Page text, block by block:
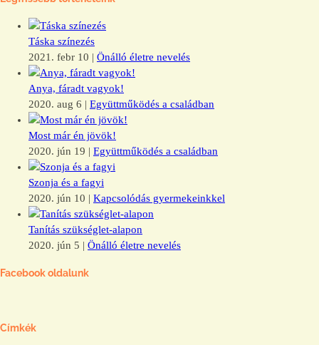
Táska színezés
2021. febr 10 | Önálló életre nevelés
Anya, fáradt vagyok!
2020. aug 6 | Együttműködés a családban
Most már én jövök!
2020. jún 19 | Együttműködés a családban
Szonja és a fagyi
2020. jún 10 | Kapcsolódás gyermekeinkkel
Tanítás szükséglet-alapon
2020. jún 5 | Önálló életre nevelés
Facebook oldalunk
Címkék